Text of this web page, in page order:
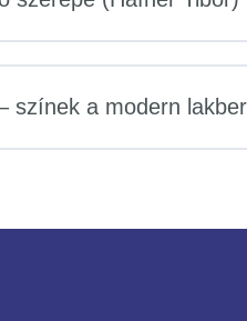
színek a modern